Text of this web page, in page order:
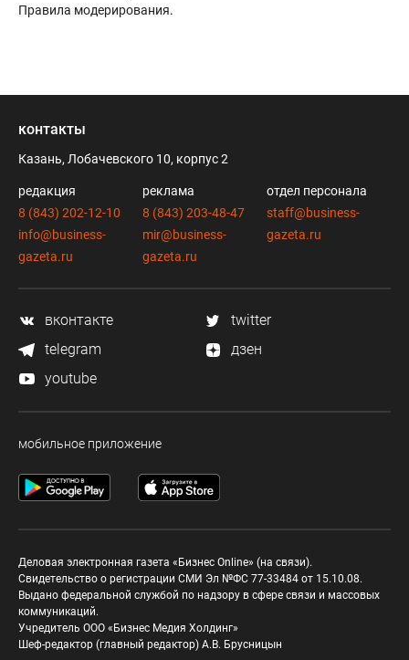
Правила модерирования.
контакты
Казань, Лобачевского 10, корпус 2
редакция
8 (843) 202-12-10
info@business-
gazeta.ru
реклама
8 (843) 203-48-47
mir@business-
gazeta.ru
отдел персонала
staff@business-
gazeta.ru
вконтакте
twitter
telegram
дзен
youtube
мобильное приложение
Деловая электронная газета «Бизнес Online» (на связи).
Свидетельство о регистрации СМИ Эл №ФС 77-33484 от 15.10.08.
Выдано федеральной службой по надзору в сфере связи и массовых
коммуникаций.
Учредитель ООО «Бизнес Медия Холдинг»
Шеф-редактор (главный редактор) А.В. Брусницын